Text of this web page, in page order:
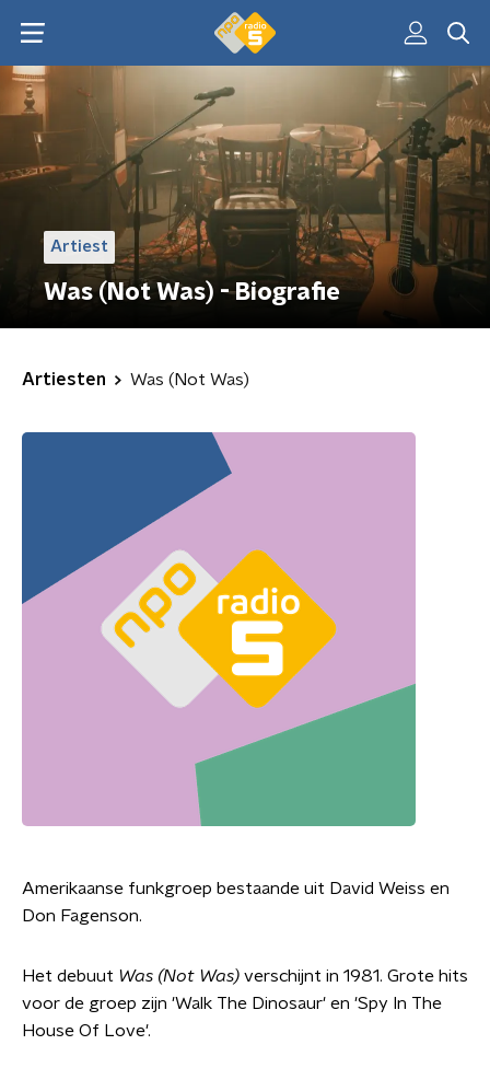
Artiest
Was (Not Was) - Biografie
Artiesten Was (Not Was)
Amerikaanse funkgroep bestaande uit David Weiss en
Don Fagenson.
Het debuut Was (Not Was) verschijnt in 1981. Grote hits
voor de groep zijn 'Walk The Dinosaur' en 'Spy In The
House Of Love'.